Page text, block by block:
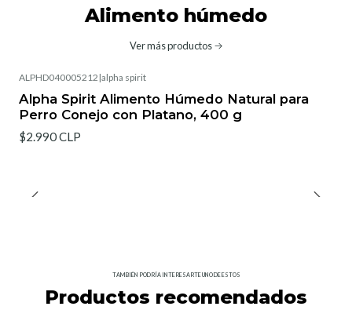
Alimento húmedo
Ver más productos
ALPHD040005212 |alpha spirit
Alpha Spirit Alimento Húmedo Natural para
Perro Conejo con Platano, 400 g
$2.990 CLP
TAMBIÉN PODRÍA INTERESARTE UNO DE ESTOS
Productos recomendados